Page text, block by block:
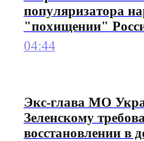
популяризатора
"похищении"
04:44
Экс-глава МО
Зеленскому
восстановлении в